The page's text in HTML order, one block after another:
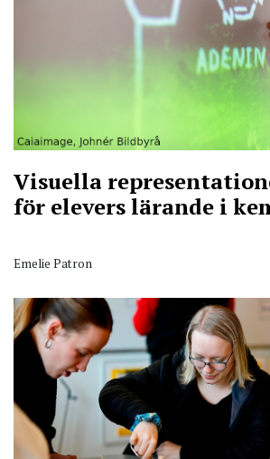
Visuella
för elevers lärande i
Emelie Patron